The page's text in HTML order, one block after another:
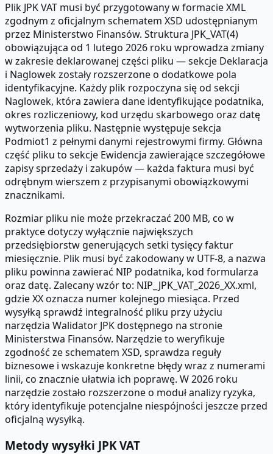
Plik JPK VAT musi być przygotowany w formacie XML
zgodnym z oficjalnym schematem XSD udostępnianym
przez Ministerstwo Finansów. Struktura JPK_VAT(4)
obowiązująca od 1 lutego 2026 roku wprowadza zmiany
w zakresie deklarowanej części pliku — sekcje Deklaracja
i Naglowek zostały rozszerzone o dodatkowe pola
identyfikacyjne. Każdy plik rozpoczyna się od sekcji
Naglowek, która zawiera dane identyfikujące podatnika,
okres rozliczeniowy, kod urzędu skarbowego oraz datę
wytworzenia pliku. Następnie występuje sekcja
Podmiot1 z pełnymi danymi rejestrowymi firmy. Główna
część pliku to sekcje Ewidencja zawierające szczegółowe
zapisy sprzedaży i zakupów — każda faktura musi być
odrębnym wierszem z przypisanymi obowiązkowymi
znacznikami.
Rozmiar pliku nie może przekraczać 200 MB, co w
praktyce dotyczy wyłącznie największych
przedsiębiorstw generujących setki tysięcy faktur
miesięcznie. Plik musi być zakodowany w UTF-8, a nazwa
pliku powinna zawierać NIP podatnika, kod formularza
oraz datę. Zalecany wzór to: NIP_JPK_VAT_2026_XX.xml,
gdzie XX oznacza numer kolejnego miesiąca. Przed
wysyłką sprawdź integralność pliku przy użyciu
narzędzia Walidator JPK dostępnego na stronie
Ministerstwa Finansów. Narzędzie to weryfikuje
zgodność ze schematem XSD, sprawdza reguły
biznesowe i wskazuje konkretne błędy wraz z numerami
linii, co znacznie ułatwia ich poprawę. W 2026 roku
narzędzie zostało rozszerzone o moduł analizy ryzyka,
który identyfikuje potencjalne niespójności jeszcze przed
oficjalną wysyłką.
Metody wysyłki JPK VAT